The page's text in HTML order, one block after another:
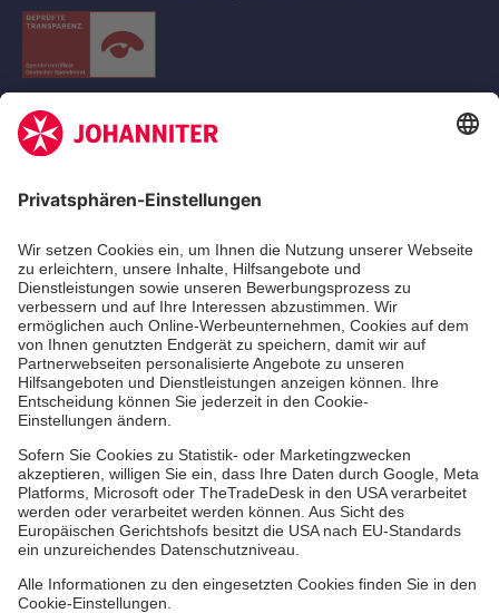
Medizin & Pflege
Zentren
Patienten
Zuweiser
Über uns
Im Notfall
Hinweisgebersystem